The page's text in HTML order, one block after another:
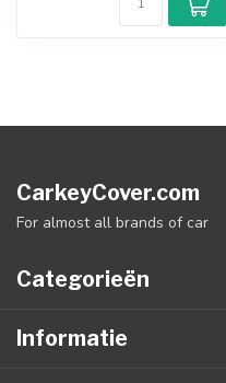
CarkeyCover.com
For almost all brands of car
Categorieën
Informatie